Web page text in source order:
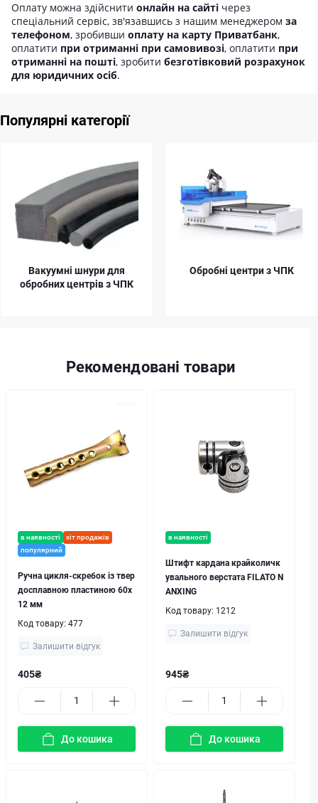
Оплату можна здійснити онлайн на сайті через
спеціальний сервіс, зв'язавшись з нашим менеджером за
телефоном, зробивши оплату на карту Приватбанк,
оплатити при отриманні при самовивозі, оплатити при
отриманні на пошті, зробити безготівковий розрахунок
для юридичних осіб.
Популярні категорії
Обробні центри з ЧПК Цанги затискні ER
Рекомендовані товари
в наявності
хіт продажів
популярний
Ручна цикля-скребок із твер
досплавною пластиною 60x
12 мм
Код товару: 477
Залишити відгук
405₴
До кошика
в наявності
Штифт кардана крайколичк
увального верстата FILATO N
ANXING
Код товару: 1212
Залишити відгук
945₴
До кошика